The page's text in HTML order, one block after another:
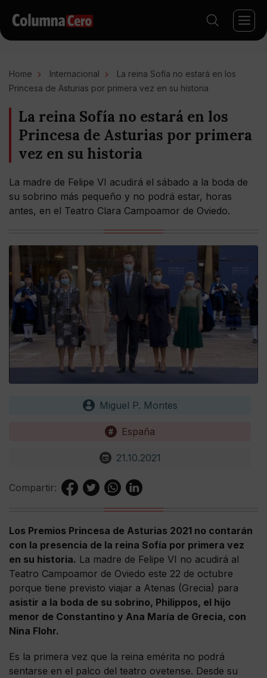
Home Internacional
La reina Sofía no estará en los
Princesa de Asturias por primera vez en su historia
La reina Sofía no estará en los
Princesa de Asturias por primera
vez en su historia
La madre de Felipe VI acudirá el sábado a la boda de
su sobrino más pequeño y no podrá estar, horas
antes, en el Teatro Clara Campoamor de Oviedo.
Miguel P. Montes
España
21.10.2021
Compartir:
Los Premios Princesa de Asturias 2021 no contarán
con la presencia de la reina Sofía por primera vez
en su historia. La madre de Felipe VI no acudirá al
Teatro Campoamor de Oviedo este 22 de octubre
porque tiene previsto viajar a Atenas (Grecia) para
asistir a la boda de su sobrino, Philippos, el hijo
menor de Constantino y Ana María de Grecia, con
Nina Flohr.
Es la primera vez que la reina emérita no podrá
sentarse en el palco del teatro ovetense. Desde su